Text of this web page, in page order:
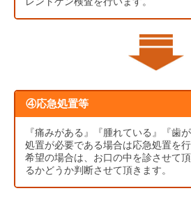
④応急処置等
『痛みがある』『腫れている』『歯
処置が必要である場合は応急処置を
希望の場合は、お口の中を診させて
るかどうか判断させて頂きます。